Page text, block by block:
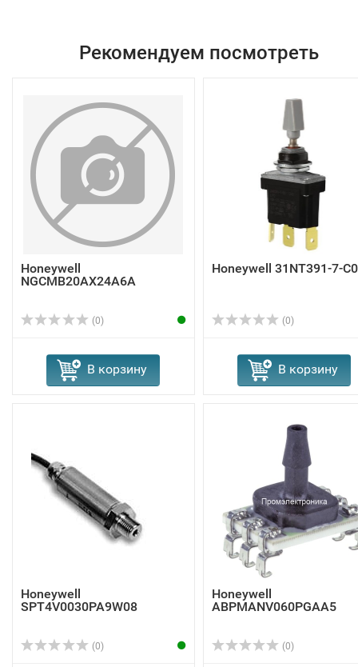
Рекомендуем посмотреть
Honeywell
NGCMB20AX24A6A
(0)
В корзину
Honeywell 31NT391-7-
(0)
В корзину
Honeywell
SPT4V0030PA9W08
(0)
Honeywell
ABPMANV060PGAA5
(0)